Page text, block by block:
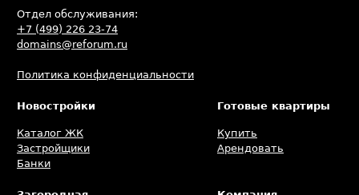
Отдел обслуживания:
+7 (499) 226 23-74
domains@reforum.ru
Политика конфиденциальности
Новостройки
Каталог ЖК
Застройщики
Банки
Готовые квартиры
Купить
Арендовать